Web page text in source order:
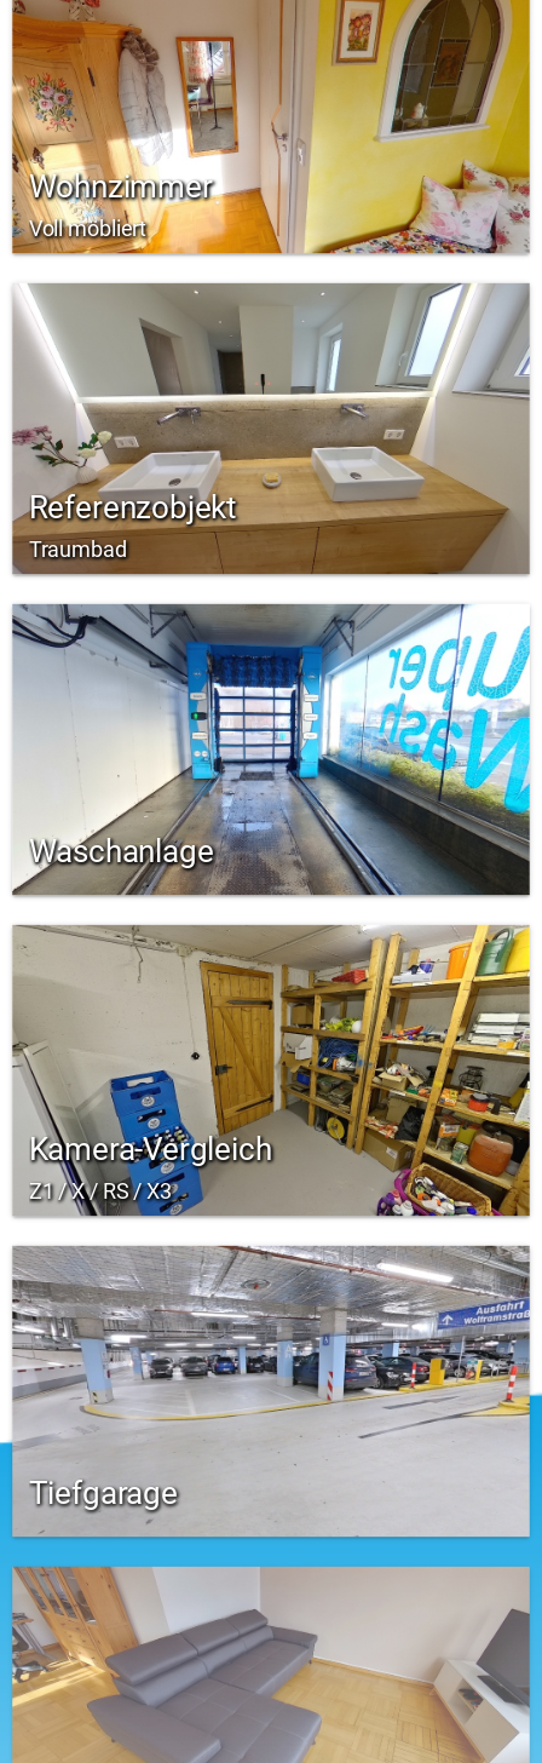
Wohnzimmer
Voll möbliert
Referenzobjekt
Traumbad
Waschanlage
Kamera-Vergleich
Z1 / X / RS / X3
Tiefgarage